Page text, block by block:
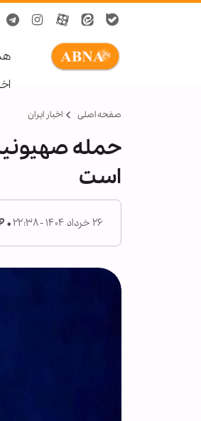
صفحه اصلی اخبار ایران
حمله
است
۲۶ خرداد ۱۴۰۴ - ۲۲:۳۸